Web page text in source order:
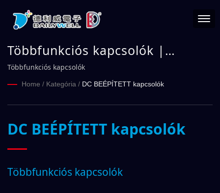
Többfunkciós kapcsolók |
DAILYWELL
Többfunkciós kapcsolók
Home / Kategória / DC BEÉPÍTETT kapcsolók
DC BEÉPÍTETT kapcsolók
Többfunkciós kapcsolók